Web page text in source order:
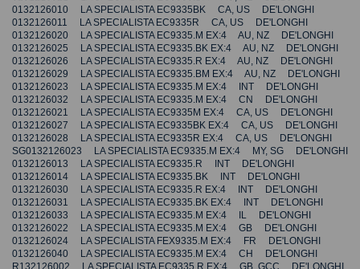
0132126010 LA SPECIALISTA EC9335BK CA, US DE'LONGHI
0132126011 LA SPECIALISTA EC9335R CA, US DE'LONGHI
0132126020 LA SPECIALISTA EC9335.M EX:4 AU, NZ DE'LONGHI
0132126025 LA SPECIALISTA EC9335.BK EX:4 AU, NZ DE'LONGHI
0132126026 LA SPECIALISTA EC9335.R EX:4 AU, NZ DE'LONGHI
0132126029 LA SPECIALISTA EC9335.BM EX:4 AU, NZ DE'LONGHI
0132126023 LA SPECIALISTA EC9335.M EX:4 INT DE'LONGHI
0132126032 LA SPECIALISTA EC9335.M EX:4 CN DE'LONGHI
0132126021 LA SPECIALISTA EC9335M EX:4 CA, US DE'LONGHI
0132126027 LA SPECIALISTA EC9335BK EX:4 CA, US DE'LONGHI
0132126028 LA SPECIALISTA EC9335R EX:4 CA, US DE'LONGHI
SG0132126023 LA SPECIALISTA EC9335.M EX:4 MY, SG DE'LONGHI
0132126013 LA SPECIALISTA EC9335.R INT DE'LONGHI
0132126014 LA SPECIALISTA EC9335.BK INT DE'LONGHI
0132126030 LA SPECIALISTA EC9335.R EX:4 INT DE'LONGHI
0132126031 LA SPECIALISTA EC9335.BK EX:4 INT DE'LONGHI
0132126033 LA SPECIALISTA EC9335.M EX:4 IL DE'LONGHI
0132126022 LA SPECIALISTA EC9335.M EX:4 GB DE'LONGHI
0132126024 LA SPECIALISTA FEX9335.M EX:4 FR DE'LONGHI
0132126040 LA SPECIALISTA EC9335.M EX:4 CH DE'LONGHI
R132126002 LA SPECIALISTA EC9335.R EX:4 GB, GCC DE'LONGHI